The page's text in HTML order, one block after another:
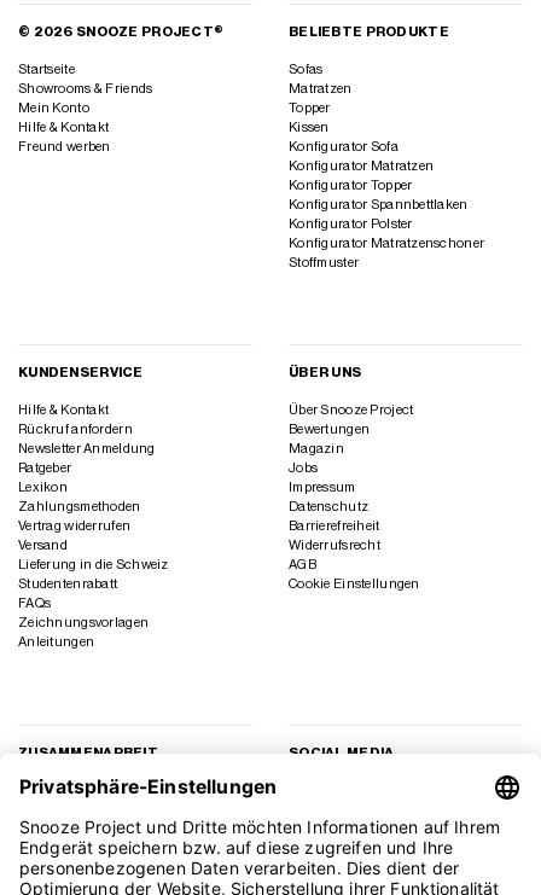
© 2026 SNOOZE PROJECT®
Startseite
Showrooms & Friends
Mein Konto
Hilfe & Kontakt
Freund werben
BELIEBTE PRODUKTE
Sofas
Matratzen
Topper
Kissen
Konfigurator Sofa
Konfigurator Matratzen
Konfigurator Topper
Konfigurator Spannbettlaken
Konfigurator Polster
Konfigurator Matratzenschoner
Stoffmuster
KUNDENSERVICE
Hilfe & Kontakt
Rückruf anfordern
Newsletter Anmeldung
Ratgeber
Lexikon
Zahlungsmethoden
Vertrag widerrufen
Versand
Lieferung in die Schweiz
Studentenrabatt
FAQs
Zeichnungsvorlagen
Anleitungen
ÜBER UNS
Über Snooze Project
Bewertungen
Magazin
Jobs
Impressum
Datenschutz
Barrierefreiheit
Widerrufsrecht
AGB
Cookie Einstellungen
ZUSAMMENARBEIT
Geschäftskunden
Presse
Affiliate Marketing
SOCIAL MEDIA
TikTok
YouTube
Pinterest
LinkedIn